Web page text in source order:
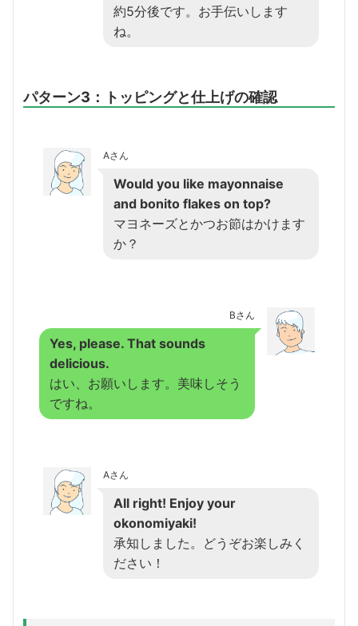
約5分後です。お手伝いします
ね。
パターン3：トッピングと仕上げの確認
Aさん
Would you like mayonnaise
and bonito flakes on top?
マヨネーズとかつお節はかけます
か？
Bさん
Yes, please. That sounds
delicious.
はい、お願いします。美味しそう
ですね。
Aさん
All right! Enjoy your
okonomiyaki!
承知しました。どうぞお楽しみく
ださい！